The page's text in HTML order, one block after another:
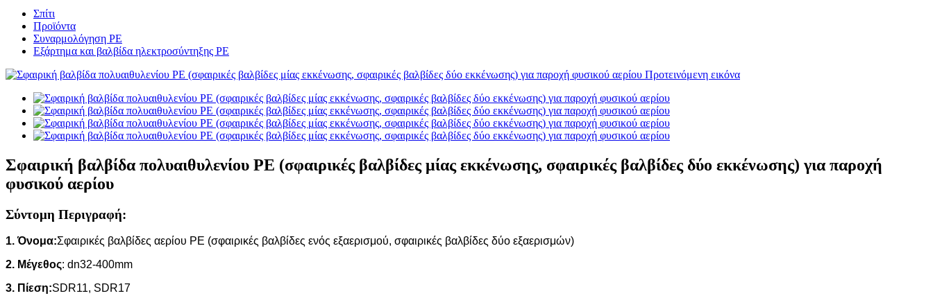
Σπίτι
Προϊόντα
Συναρμολόγηση PE
Εξάρτημα και βαλβίδα ηλεκτροσύντηξης PE
Σφαιρική βαλβίδα πολυαιθυλενίου PE (σφαιρικές βαλβίδες μίας εκκένωσης, σφαιρικές βαλβίδες δύο εκκένωσης) για παροχή
φυσικού αερίου
Σύντομη Περιγραφή:
1. Όνομα:Σφαιρικές βαλβίδες αερίου PE (σφαιρικές βαλβίδες ενός εξαερισμού, σφαιρικές βαλβίδες δύο εξαερισμών)
2. Μέγεθος: dn32-400mm
3. Πίεση:SDR11, SDR17